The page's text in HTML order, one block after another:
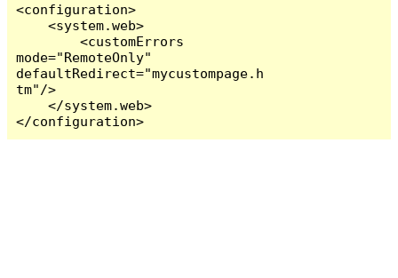
<configuration>
    <system.web>
        <customErrors
mode="RemoteOnly"
defaultRedirect="mycustompage.h
tm"/>
    </system.web>
</configuration>